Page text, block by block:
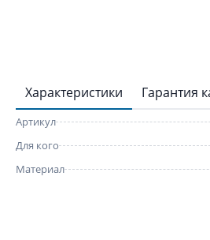
Характеристики Гарантия
Артикул
Для кого
Материал